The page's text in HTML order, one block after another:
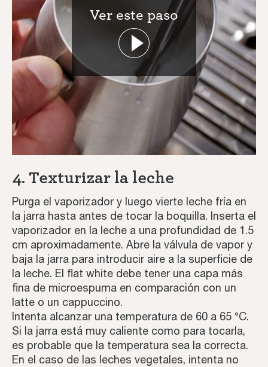
Ver este paso
4. Texturizar la leche
Purga el vaporizador y luego vierte leche fría en
la jarra hasta antes de tocar la boquilla. Inserta el
vaporizador en la leche a una profundidad de 1.5
cm aproximadamente. Abre la válvula de vapor y
baja la jarra para introducir aire a la superficie de
la leche. El flat white debe tener una capa más
fina de microespuma en comparación con un
latte o un cappuccino.
Intenta alcanzar una temperatura de 60 a 65 °C.
Si la jarra está muy caliente como para tocarla,
es probable que la temperatura sea la correcta.
En el caso de las leches vegetales, intenta no